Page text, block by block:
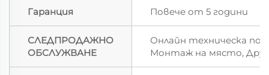
Гаранция Повече от 5 години
СЛЕДПРОДАЖНО
ОБСЛУЖВАНЕ
Онлайн техническа
Монтаж на място,